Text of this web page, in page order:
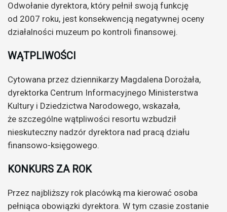
Odwołanie dyrektora, który pełnił swoją funkcję
od 2007 roku, jest konsekwencją negatywnej oceny
działalności muzeum po kontroli finansowej.
WĄTPLIWOŚCI
Cytowana przez dziennikarzy Magdalena Dorożała,
dyrektorka Centrum Informacyjnego Ministerstwa
Kultury i Dziedzictwa Narodowego, wskazała,
że szczególne wątpliwości resortu wzbudził
nieskuteczny nadzór dyrektora nad pracą działu
finansowo-księgowego.
KONKURS ZA ROK
Przez najbliższy rok placówką ma kierować osoba
pełniąca obowiązki dyrektora. W tym czasie zostanie